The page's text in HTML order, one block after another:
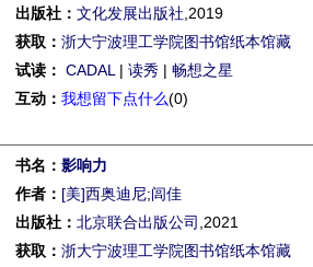
出版社： 文化发展出版社 ,2019
获取： 浙大宁波理工学院图书馆纸本馆藏
试读： CADAL | 读秀 | 畅想之星
互动： 我想留下点什么(0)
书名： 影响力
作者： [美]西奥迪尼;闾佳
出版社： 北京联合出版公司 ,2021
获取： 浙大宁波理工学院图书馆纸本馆藏